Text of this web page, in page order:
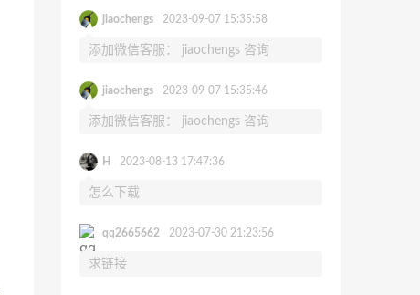
jiaochengs 2023-09-07 15:35:58
添加微信客服： jiaochengs 咨询
jiaochengs 2023-09-07 15:35:46
添加微信客服： jiaochengs 咨询
H 2023-08-13 17:47:36
怎么下载
qq2665662 2023-07-30 21:23:56
求链接